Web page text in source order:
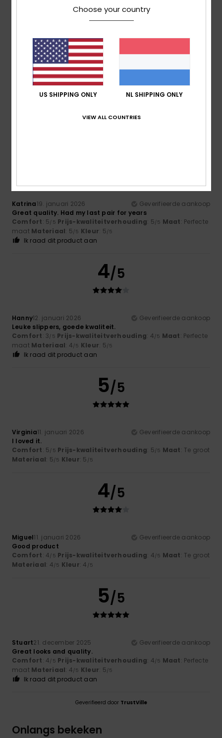
Pretty print
5 /5
22. januari 2026
Geverifieerde aankoop
Katrina19. januari 2026
Geverifieerde aankoop
Great quality. Had my last pair for years
Comfort: 5/5 Prijs-kwaliteitverhouding: 5/5 Maat: Perfecte
maat Materiaal: 5/5 Kleur: 5/5
Ik raad dit product aan
4/5
Hanny12. januari 2026
Geverifieerde aankoop
Leuke slippers, goede kwaliteit.
Comfort: 3/5 Prijs-kwaliteitverhouding: 4/5 Maat: Perfecte
maat Materiaal: 4/5 Kleur: 5/5
Ik raad dit product aan
5/5
Virginia11. januari 2026
Geverifieerde aankoop
I loved it.
Comfort: 5/5 Prijs-kwaliteitverhouding: 5/5 Maat: Te groot
Materiaal: 5/5 Kleur: 5 /5
4/5
Miguel11. januari 2026
Geverifieerde aankoop
Good product
Comfort: 4/5 Prijs-kwaliteitverhouding: 4/5 Maat: Te groot
Materiaal: 4/5 Kleur: 4 /5
5/5
Stuart21. december 2025
Geverifieerde aankoop
Great looks and quality.
Comfort: 4/5 Prijs-kwaliteitverhouding: 4/5 Maat: Perfecte
maat Materiaal: 4/5 Kleur: 5/5
Ik raad dit product aan
Geverifieerd door TrustVille
Onlangs bekeken
Choose your country
US SHIPPING ONLY NL SHIPPING ONLY
VIEW ALL COUNTRIES